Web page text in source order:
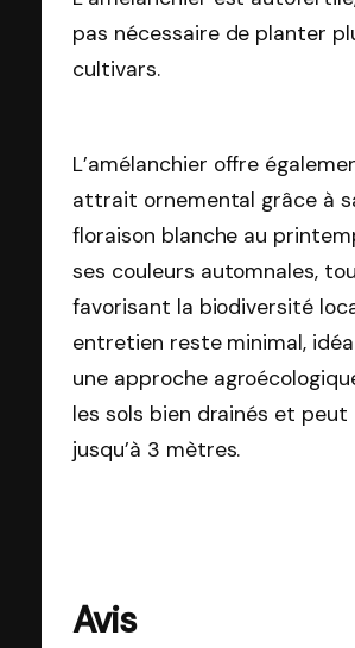
pas nécessaire de planter
cultivars.
L’amélanchier offre
attrait ornemental grâce à
floraison blanche au
ses couleurs automnales,
favorisant la biodiversité
entretien reste minimal,
une approche
les sols bien drainés et
jusqu’à 3 mètres.
Avis